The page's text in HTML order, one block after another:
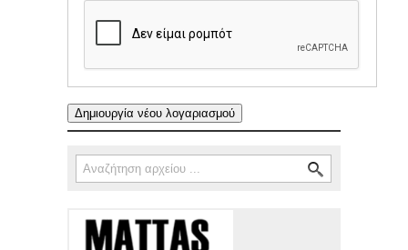
Φόρμα αναζήτησης
Αναζήτηση